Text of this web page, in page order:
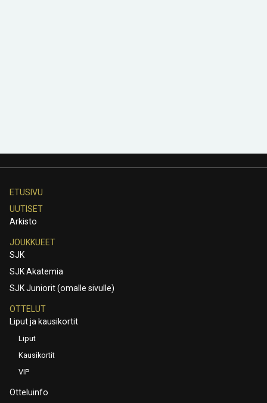
ETUSIVU
UUTISET
Arkisto
JOUKKUEET
SJK
SJK Akatemia
SJK Juniorit (omalle sivulle)
OTTELUT
Liput ja kausikortit
Liput
Kausikortit
VIP
Otteluinfo